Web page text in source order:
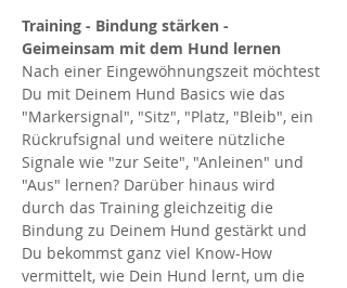
Training - Bindung stärken -
Geimeinsam mit dem Hund lernen
Nach einer Eingewöhnungszeit möchtest
Du mit Deinem Hund Basics wie das
"Markersignal", "Sitz", "Platz, "Bleib", ein
Rückrufsignal und weitere nützliche
Signale wie "zur Seite", "Anleinen" und
"Aus" lernen? Darüber hinaus wird
durch das Training gleichzeitig die
Bindung zu Deinem Hund gestärkt und
Du bekommst ganz viel Know-How
vermittelt, wie Dein Hund lernt, um die